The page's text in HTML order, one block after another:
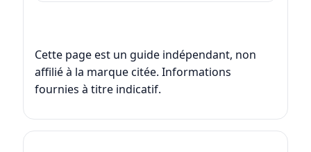
Cette page est un guide indépendant, non
affilié à la marque citée. Informations
fournies à titre indicatif.